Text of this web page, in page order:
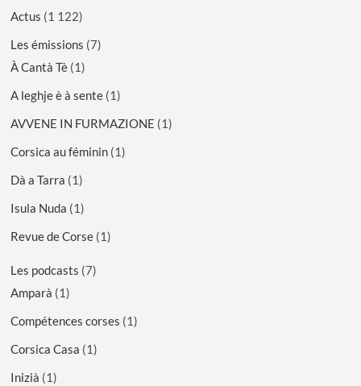
Actus (1 122)
Les émissions (7)
À Cantà Tè (1)
A leghje è à sente (1)
AVVENE IN FURMAZIONE (1)
Corsica au féminin (1)
Dà a Tarra (1)
Isula Nuda (1)
Revue de Corse (1)
Les podcasts (7)
Amparà (1)
Compétences corses (1)
Corsica Casa (1)
Inizià (1)